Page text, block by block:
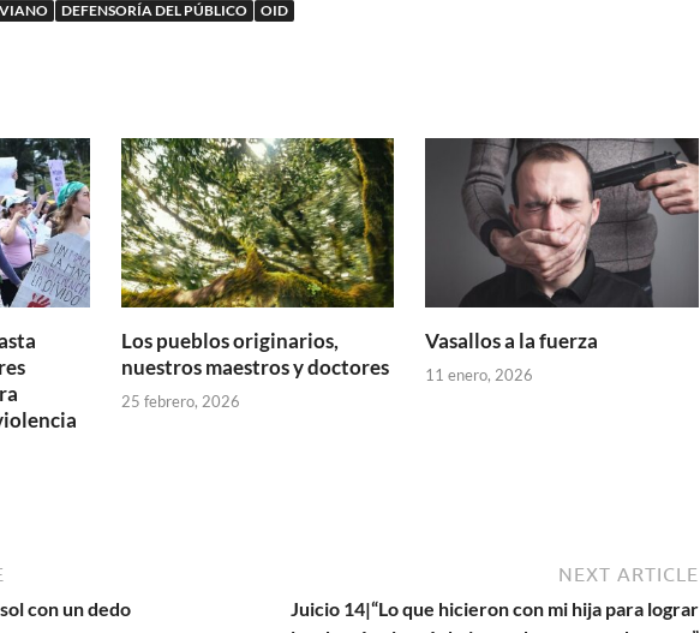
DEFENSORÍA DEL PÚBLICO OID
Los pueblos originarios,
nuestros maestros y doctores
25 febrero, 2026
Vasallos a la fuerza
11 enero, 2026
con un dedo
NEXT ARTICLE
Juicio 14|“Lo que hicieron con mi hija para lograr